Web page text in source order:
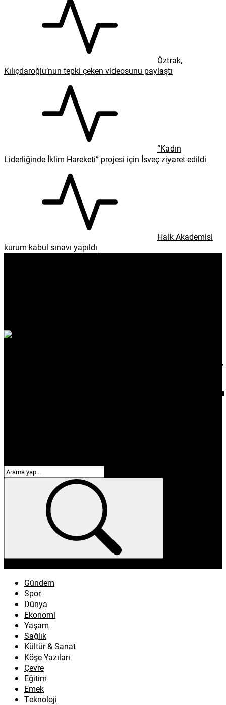
Öztrak,
Kılıçdaroğlu’nun tepki çeken videosunu paylaştı
“Kadın
Liderliğinde İklim Hareketi” projesi için İsveç ziyaret edildi
Halk Akademisi
kurum kabul sınavı yapıldı
Gündem
Spor
Dünya
Ekonomi
Yaşam
Sağlık
Kültür & Sanat
Köşe Yazıları
Çevre
Eğitim
Emek
Teknoloji